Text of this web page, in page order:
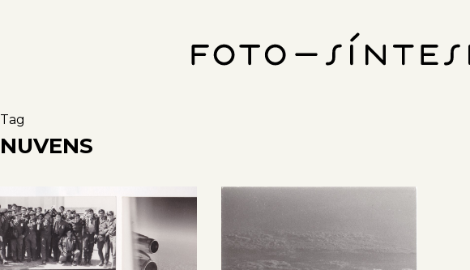
Tag
NUVENS